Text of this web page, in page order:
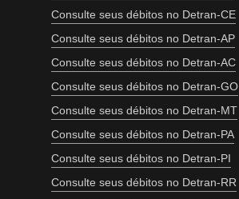
Consulte seus débitos no Detran-CE
Consulte seus débitos no Detran-AP
Consulte seus débitos no Detran-AC
Consulte seus débitos no Detran-GO
Consulte seus débitos no Detran-MT
Consulte seus débitos no Detran-PA
Consulte seus débitos no Detran-PI
Consulte seus débitos no Detran-RR